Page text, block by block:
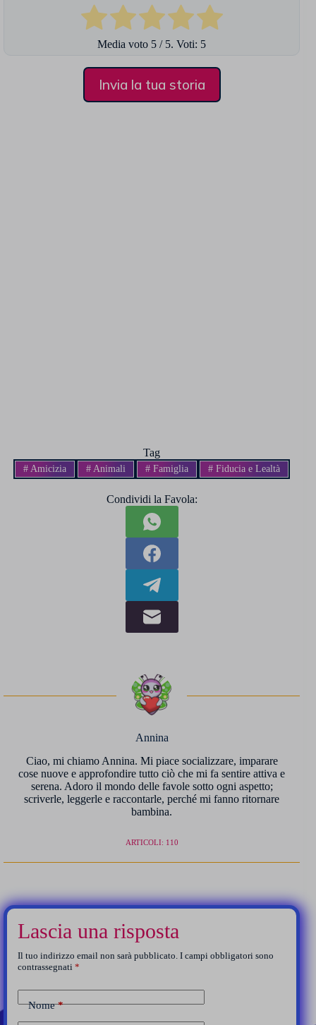
Media voto 5 / 5. Voti: 5
Invia la tua storia
Tag
# Amicizia # Animali #Famiglia #Fiducia e Lealtà
Condividi la Favola:
Annina
Ciao, mi chiamo Annina. Mi piace socializzare, imparare
cose nuove e approfondire tutto ciò che mi fa sentire attiva e
serena. Adoro il mondo delle favole sotto ogni aspetto;
scriverle, leggerle e raccontarle, perché mi fanno ritornare
bambina.
ARTICOLI: 110
Lascia una risposta
Il tuo indirizzo email non sarà pubblicato. I campi obbligatori sono
contrassegnati *
Nome*